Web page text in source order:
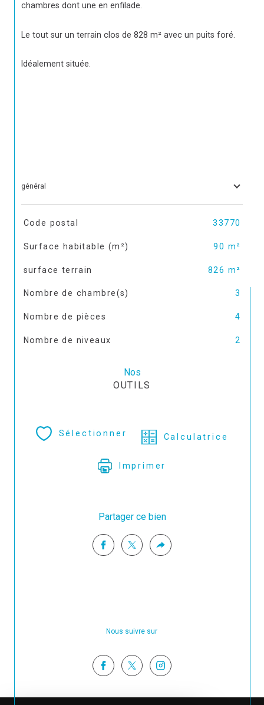
chambres dont une en enfilade.
Le tout sur un terrain clos de 828 m² avec un puits foré.
Idéalement située.
général
TRAD_SIROCCO_Caracteristique
Code postal 33770
Surface habitable (m²) 90 m²
surface terrain 826 m²
Nombre de chambre(s) 3
Nombre de pièces 4
Nombre de niveaux 2
Nos
OUTILS
Sélectionner Calculatrice
Imprimer
Partager ce bien
Nous suivre sur